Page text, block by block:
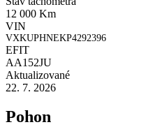
12 000 Km
VIN
VXKUPHNEKP4292396
EFIT
AA152JU
Aktualizované
22. 7. 2026
Pohon